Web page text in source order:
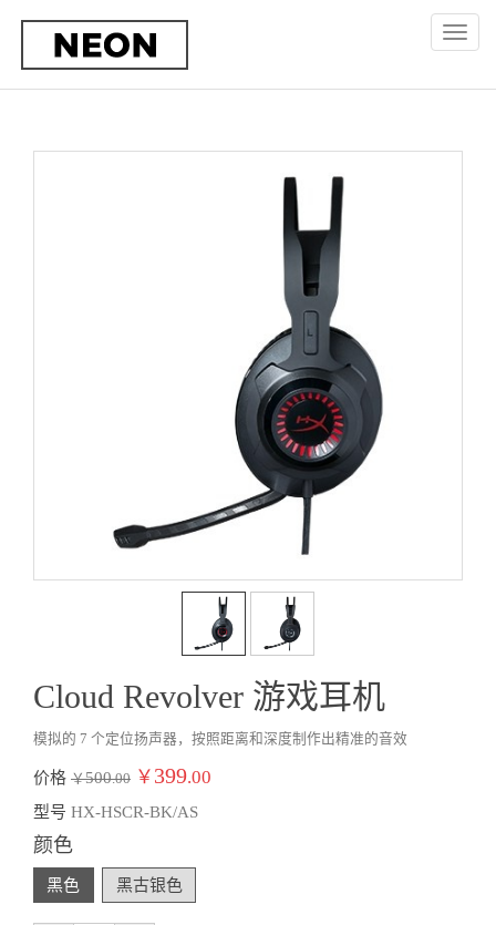
Cloud Revolver 游戏耳机
模拟的 7 个定位扬声器，按照距离和深度制作出精准的音效
价格 ￥500.00 ￥ 399.00
型号 HX-HSCR-BK/AS
颜色
黑色 黑古银色